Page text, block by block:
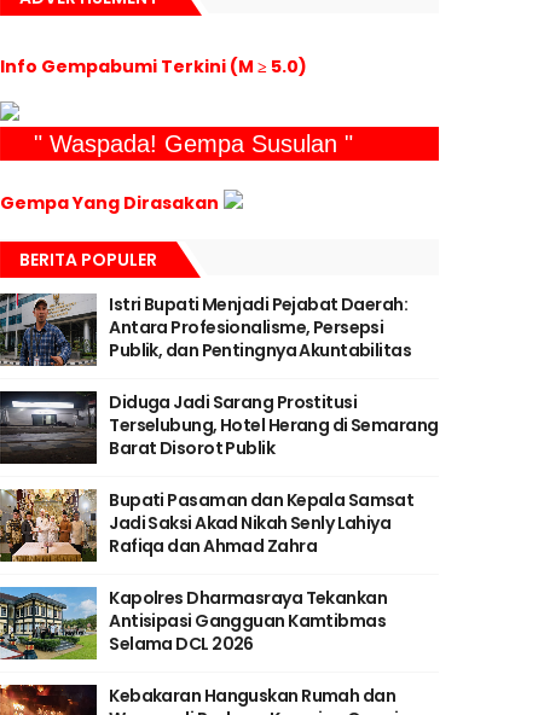
Info Gempabumi Terkini (M ≥ 5.0)
" Waspada! Gempa Susulan "
Gempa Yang Dirasakan
BERITA POPULER
Istri Bupati Menjadi Pejabat Daerah:
Antara Profesionalisme, Persepsi
Publik, dan Pentingnya Akuntabilitas
Diduga Jadi Sarang Prostitusi
Terselubung, Hotel Herang di Semarang
Barat Disorot Publik
Bupati Pasaman dan Kepala Samsat
Jadi Saksi Akad Nikah Senly Lahiya
Rafiqa dan Ahmad Zahra
Kapolres Dharmasraya Tekankan
Antisipasi Gangguan Kamtibmas
Selama DCL 2026
Kebakaran Hanguskan Rumah dan